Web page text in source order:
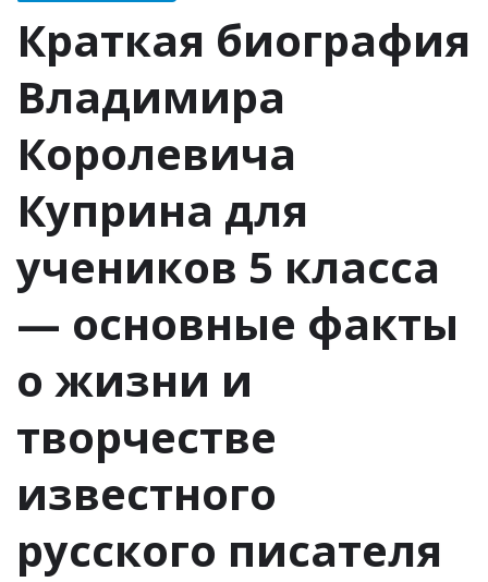
Краткая биография
Владимира
Королевича
Куприна для
учеников 5 класса
— основные факты
о жизни и
творчестве
известного
русского писателя